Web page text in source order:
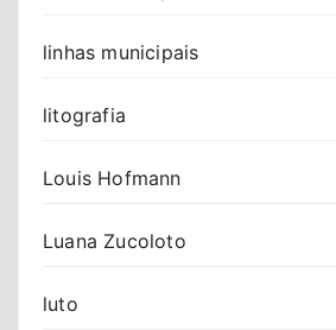
linhas municipais
litografia
Louis Hofmann
Luana Zucoloto
luto